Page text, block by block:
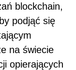
blockchain,
podjąć się
na świecie
opierających